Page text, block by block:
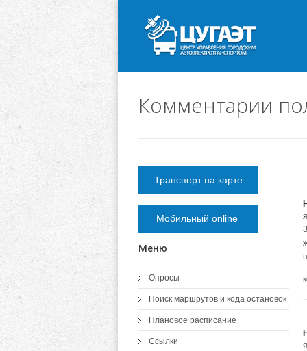
Комментарии
Транспорт на карте
Мобильный online
Меню
Опросы
Поиск маршрутов и кода остановок
Плановое расписание
Ссылки